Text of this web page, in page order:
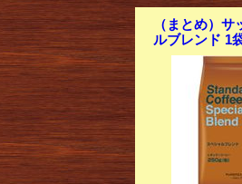
（まとめ）
ルブレンド 1